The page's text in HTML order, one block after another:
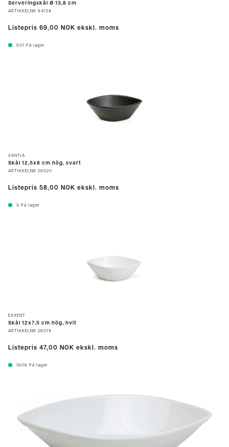
Serveringskål Ø 13,8 cm
ARTIKKELNR 54138
Listepris 69,00 NOK ekskl. moms
501 På lager
XANTIA
Skål 12,5x8 cm hög, svart
ARTIKKELNR 28020
Listepris 58,00 NOK ekskl. moms
3 På lager
EXXENT
Skål 12x7,5 cm hög, hvit
ARTIKKELNR 28019
Listepris 47,00 NOK ekskl. moms
1606 På lager